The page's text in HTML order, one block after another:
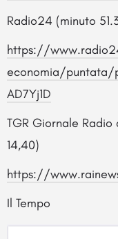
Radio24 (minuto
https://
economia/puntata/
AD7Yj1D
TGR Giornale Radio
14,40)
https://
Il Tempo